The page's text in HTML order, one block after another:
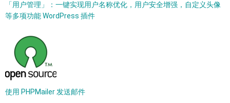
「用户管理」：一键实现用户名称优化，用户安全增强，自定义头像
等多项功能 WordPress 插件
使用 PHPMailer 发送邮件